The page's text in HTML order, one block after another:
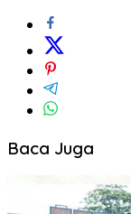
Baca Juga